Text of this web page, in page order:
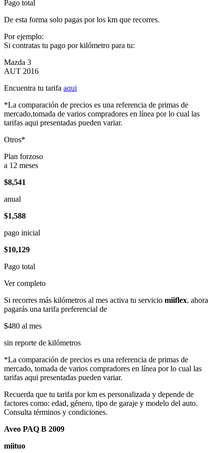
Pago total
De esta forma solo pagas por los km que recorres.
Por ejemplo:
Si contratas tu pago por kilómetro para tu:
Mazda 3
AUT 2016
Encuentra tu tarifa aqui
*La comparación de precios es una referencia de primas de
mercado,tomada de varios compradores en línea por lo cual las
tarifas aqui presentadas pueden variar.
Otros*
Plan forzoso
a 12 meses
$8,541
anual
$1,588
pago inicial
$10,129
Pago total
Ver completo
Si recorres más kilómetros al mes activa tu servicio miiflex, ahora
pagarás una tarifa preferencial de
$480 al mes
sin reporte de kilómetros
*La comparación de precios es una referencia de primas de
mercado, tomada de varios compradores en línea por lo cual las
tarifas aqui presentadas pueden variar.
Recuerda que tu tarifa por km es personalizada y depende de
factores como: edad, género, tipo de garaje y modelo del auto.
Consulta términos y condiciones.
Aveo PAQ B 2009
miituo